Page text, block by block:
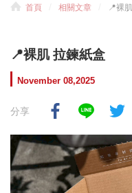
首頁 相關文章 📍裸
📍裸肌 拉鍊紙盒
November 08,2025
分享